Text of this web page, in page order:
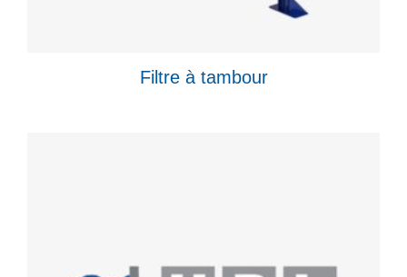
Filtre à tambour